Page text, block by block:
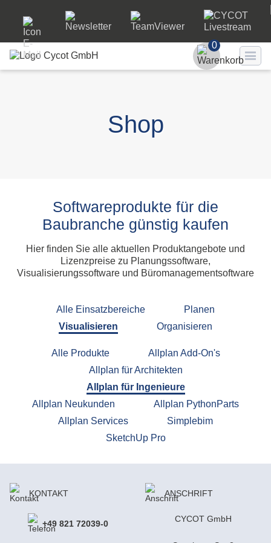
0
Shop
Softwareprodukte für die
Baubranche günstig kaufen
Hier finden Sie alle aktuellen Produktangebote und
Lizenzpreise zu Planungssoftware,
Visualisierungssoftware und Büromanagementsoftware
Alle Einsatzbereiche
Planen
Visualisieren
Organisieren
Alle Produkte
Allplan Add-On's
Allplan für Architekten
Allplan für Ingenieure
Allplan Neukunden
Allplan PythonParts
Allplan Services
Simplebim
SketchUp Pro
KONTAKT
+49 821 72039-0
ANSCHRIFT
CYCOT GmbH